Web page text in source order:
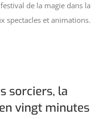
de la magie dans la
spectacles et animations.
sorciers, la
vingt minutes